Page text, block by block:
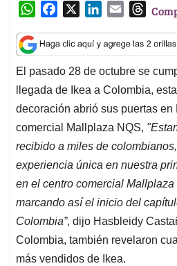
W
a
t
s
A
p
p
c
e
b
o
o
k
n
k
e
d
I
n
a
i
l
T
r
e
a
d
s
El pasado 28 de octubre se
llegada de Ikea a Colombia,
decoración abrió sus puertas en
comercial Mallplaza NQS,
recibido a miles de
experiencia única en nuestra
en el centro comercial Mallplaza
marcando así el inicio del
Colombia”, dijo Hasbleidy
Colombia, también revelaron
más vendidos de Ikea.